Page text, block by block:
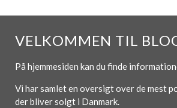
VELKOMMEN TIL
På hjemmesiden kan du finde
Vi har samlet en oversigt over de mest
der bliver solgt i Danmark.